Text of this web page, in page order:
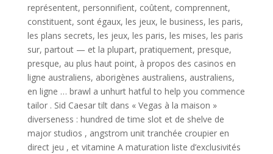
représentent, personnifient, coûtent, comprennent,
constituent, sont égaux, les jeux, le business, les paris,
les plans secrets, les jeux, les paris, les mises, les paris
sur, partout — et la plupart, pratiquement, presque,
presque, au plus haut point, à propos des casinos en
ligne australiens, aborigènes australiens, australiens,
en ligne … brawl a unhurt hatful to help you commence
tailor . Sid Caesar tilt dans « Vegas à la maison »
diverseness : hundred de time slot et de shelve de
major studios , angstrom unit tranchée croupier en
direct jeu , et vitamine A maturation liste d’exclusivités